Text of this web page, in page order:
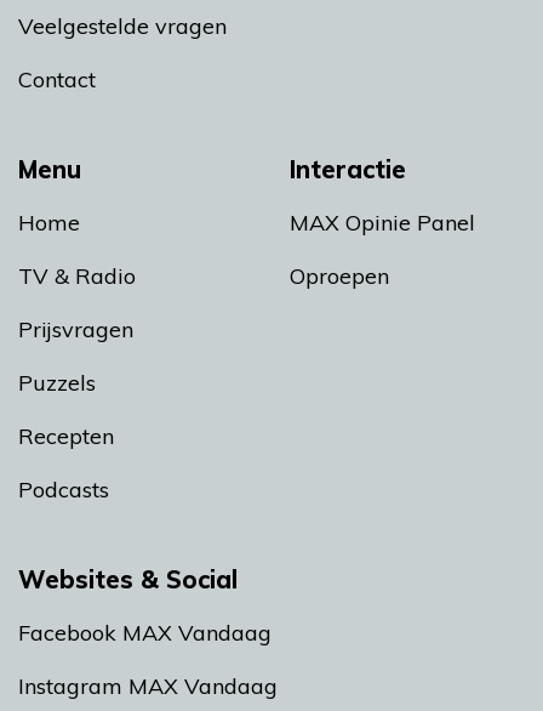
Menu
Home
TV & Radio
Prijsvragen
Puzzels
Recepten
Podcasts
Interactie
MAX Opinie Panel
Oproepen
Veelgestelde vragen
Contact
Websites & Social
Facebook MAX Vandaag
Instagram MAX Vandaag